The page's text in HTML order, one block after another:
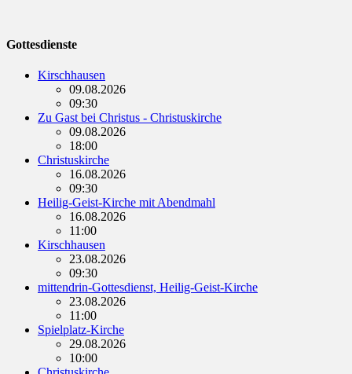
Gottesdienste
Kirschhausen
09.08.2026
09:30
Zu Gast bei Christus - Christuskirche
09.08.2026
18:00
Christuskirche
16.08.2026
09:30
Heilig-Geist-Kirche mit Abendmahl
16.08.2026
11:00
Kirschhausen
23.08.2026
09:30
mittendrin-Gottesdienst, Heilig-Geist-Kirche
23.08.2026
11:00
Spielplatz-Kirche
29.08.2026
10:00